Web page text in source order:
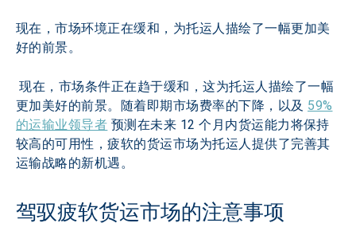
现在，市场环境正在缓和，为托运人描绘了一幅更加美
好的前景。
现在，市场条件正在趋于缓和，这为托运人描绘了一幅
更加美好的前景。随着即期市场费率的下降，以及 59%
的运输业领导者 预测在未来 12 个月内货运能力将保持
较高的可用性，疲软的货运市场为托运人提供了完善其
运输战略的新机遇。
驾驭疲软货运市场的注意事项